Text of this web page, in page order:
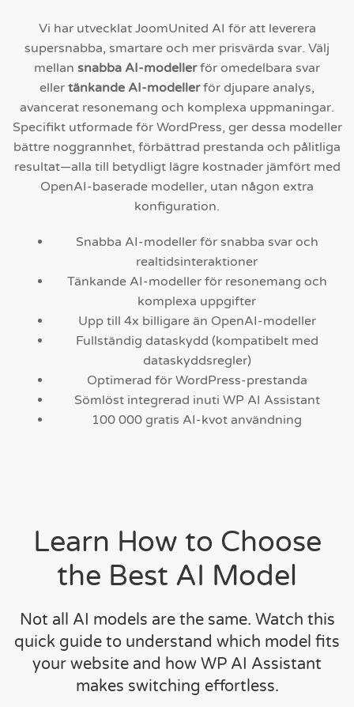
Vi har utvecklat JoomUnited AI för att leverera
supersnabba, smartare och mer prisvärda svar. Välj
mellan snabba AI-modellerför omedelbara svar
eller tänkande AI-modellerför djupare analys,
avancerat resonemang och komplexa uppmaningar.
Specifikt utformade för WordPress, ger dessa modeller
bättre noggrannhet, förbättrad prestanda och pålitliga
resultat—alla till betydligt lägre kostnader jämfört med
OpenAI-baserade modeller, utan någon extra
konfiguration.
Snabba AI-modeller för snabba svar och
realtidsinteraktioner
Tänkande AI-modeller för resonemang och
komplexa uppgifter
Upp till 4x billigare än OpenAI-modeller
Fullständig dataskydd (kompatibelt med
dataskyddsregler)
Optimerad för WordPress-prestanda
Sömlöst integrerad inuti WP AI Assistant
100 000 gratis AI-kvot användning
Learn How to Choose
the Best AI Model
Not all AI models are the same. Watch this
quick guide to understand which model fits
your website and how WP AI Assistant
makes switching effortless.